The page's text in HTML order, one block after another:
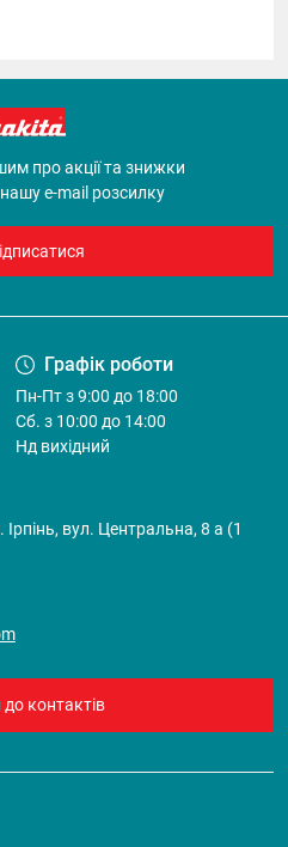
про акції та знижки
e-mail розсилку
Графік роботи
Пн-Пт з 9:00 до 18:00
Cб. з 10:00 до 14:00
Нд вихідний
вул. Центральна, 8 а (1
контактів